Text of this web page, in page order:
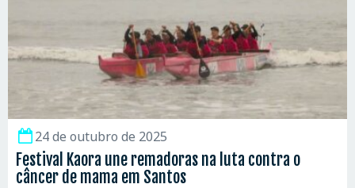
24 de outubro de 2025
Festival Kaora une remadoras na luta contra o
câncer de mama em Santos